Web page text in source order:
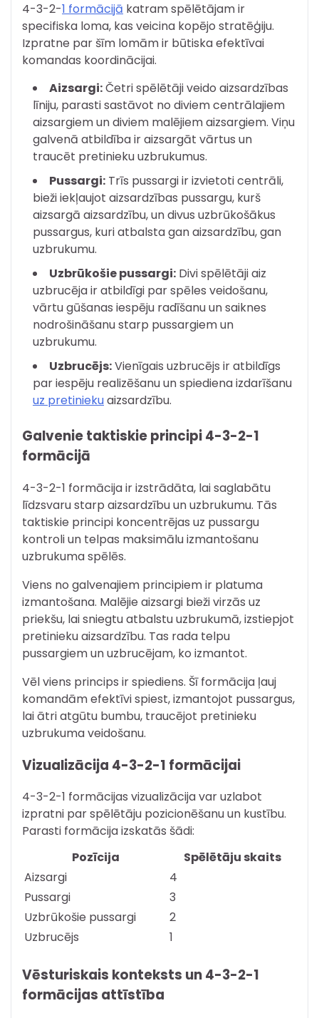
4-3-2-1 formācijā katram spēlētājam ir
specifiska loma, kas veicina kopējo stratēģiju.
Izpratne par šīm lomām ir būtiska efektīvai
komandas koordinācijai.
Aizsargi:Četri spēlētāji veido aizsardzības
līniju, parasti sastāvot no diviem centrālajiem
aizsargiem un diviem malējiem aizsargiem. Viņu
galvenā atbildība ir aizsargāt vārtus un
traucēt pretinieku uzbrukumus.
Pussargi: Trīs pussargi ir izvietoti centrāli,
bieži iekļaujot aizsardzības pussargu, kurš
aizsargā aizsardzību, un divus uzbrūkošākus
pussargus, kuri atbalsta gan aizsardzību, gan
uzbrukumu.
Uzbrūkošie pussargi: Divi spēlētāji aiz
uzbrucēja ir atbildīgi par spēles veidošanu,
vārtu gūšanas iespēju radīšanu un saiknes
nodrošināšanu starp pussargiem un
uzbrukumu.
Uzbrucējs:Vienīgais uzbrucējs ir atbildīgs
par iespēju realizēšanu un spiediena izdarīšanu
uz pretiniekuaizsardzību.
Galvenie taktiskie principi 4-3-2-1
formācijā
4-3-2-1 formācija ir izstrādāta, lai saglabātu
līdzsvaru starp aizsardzību un uzbrukumu. Tās
taktiskie principi koncentrējas uz pussargu
kontroli un telpas maksimālu izmantošanu
uzbrukuma spēlēs.
Viens no galvenajiem principiem ir platuma
izmantošana. Malējie aizsargi bieži virzās uz
priekšu, lai sniegtu atbalstu uzbrukumā, izstiepjot
pretinieku aizsardzību. Tas rada telpu
pussargiem un uzbrucējam, ko izmantot.
Vēl viens princips ir spiediens. Šī formācija ļauj
komandām efektīvi spiest, izmantojot pussargus,
lai ātri atgūtu bumbu, traucējot pretinieku
uzbrukuma veidošanu.
Vizualizācija 4-3-2-1 formācijai
4-3-2-1 formācijas vizualizācija var uzlabot
izpratni par spēlētāju pozicionēšanu un kustību.
Parasti formācija izskatās šādi:
Pozīcija
Spēlētāju skaits
Aizsargi
4
Pussargi
3
Uzbrūkošie pussargi
2
Uzbrucējs
1
Vēsturiskais konteksts un 4-3-2-1
formācijas attīstība